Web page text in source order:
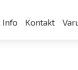
Info Kontakt